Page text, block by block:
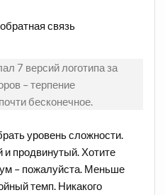
связь
7 версий логотипа за
– терпение
бесконечное.
уровень сложности.
и продвинутый. Хотите
– пожалуйста. Меньше
темп. Никакого